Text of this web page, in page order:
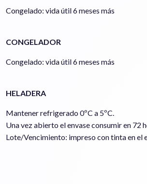
Congelado: vida útil 6 meses más
CONGELADOR
Congelado: vida útil 6 meses más
HELADERA
Mantener refrigerado 0ºC a 5ºC.
Una vez abierto el envase consumir en 72
​Lote/Vencimiento: impreso con tinta en el